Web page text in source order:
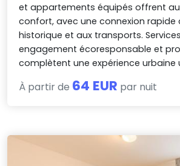
et appartements équipés offrent
confort, avec une connexion rapide
historique et aux transports.
engagement écoresponsable et
complètent une expérience urbaine
À partir de 64 EUR par nuit